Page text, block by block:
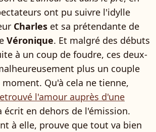
ont pu suivre l'idylle
Charles et sa prétendante de
Véronique. Et malgré des débuts
à un coup de foudre, ces deux-
plus un couple
Qu'à cela ne tienne,
l'amour auprès d'une
écrit en dehors de l'émission.
à elle, prouve que tout va bien